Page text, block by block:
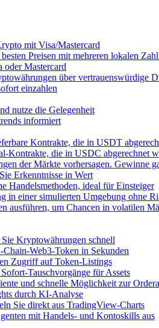
mit Visa/Mastercard
Preisen mit mehreren lokalen
oder Mastercard
über vertrauenswürdige
einzahlen
nutze die Gelegenheit
informiert
Kontrakte, die in USDT
Kontrakte, die in USDC abgerechnet
der Märkte vorhersagen. Gewinne
Erkenntnisse in Wert
Handelsmethoden, ideal für Einsteiger
in einer simulierten Umgebung ohne
ausführen, um Chancen in volatilen
Kryptowährungen schnell
Chain-Web3-Token in Sekunden
Zugriff auf Token-Listings
Tauschvorgänge für Assets
und schnelle Möglichkeit zur
durch KI-Analyse
Sie direkt aus TradingView-Charts
mit Handels- und Kontoskills aus